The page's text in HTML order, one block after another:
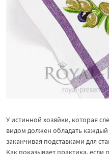
У истинной хозяйки, которая
видом должен обладать
заканчивая подставками для
Как показывает практика,